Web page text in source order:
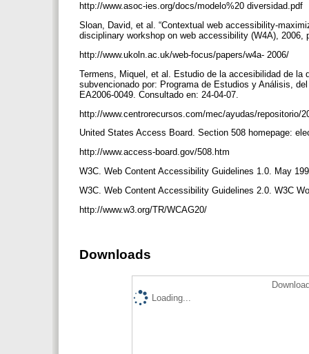
http://www.asoc-ies.org/docs/modelo%20 diversidad.pdf
Sloan, David, et al. “Contextual web accessibility-
disciplinary workshop on web accessibility (W4A), 2006,
http://www.ukoln.ac.uk/web-focus/papers/w4a- 2006/
Termens, Miquel, et al. Estudio de la accesibilidad de
subvencionado por: Programa de Estudios y Análisis,
EA2006-0049. Consultado en: 24-04-07.
http://www.centrorecursos.com/mec/ayudas/repositorio/
United States Access Board. Section 508 homepage:
http://www.access-board.gov/508.htm
W3C. Web Content Accessibility Guidelines 1.0. May
W3C. Web Content Accessibility Guidelines 2.0. W3C
http://www.w3.org/TR/WCAG20/
Downloads
Loading...